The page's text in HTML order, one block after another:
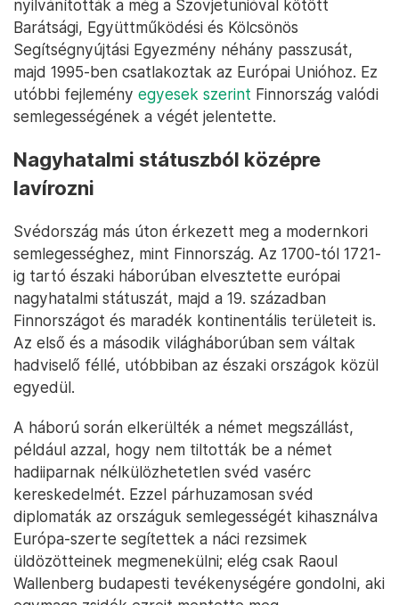
nyilvánították a még a Szovjetunióval kötött
Barátsági, Együttműködési és Kölcsönös
Segítségnyújtási Egyezmény néhány passzusát,
majd 1995-ben csatlakoztak az Európai Unióhoz. Ez
utóbbi fejlemény egyesek szerint Finnország valódi
semlegességének a végét jelentette.
Nagyhatalmi státuszból középre
lavírozni
Svédország más úton érkezett meg a modernkori
semlegességhez, mint Finnország. Az 1700-tól 1721-
ig tartó északi háborúban elvesztette európai
nagyhatalmi státuszát, majd a 19. században
Finnországot és maradék kontinentális területeit is.
Az első és a második világháborúban sem váltak
hadviselő féllé, utóbbiban az északi országok közül
egyedül.
A háború során elkerülték a német megszállást,
például azzal, hogy nem tiltották be a német
hadiiparnak nélkülözhetetlen svéd vasérc
kereskedelmét. Ezzel párhuzamosan svéd
diplomaták az országuk semlegességét kihasználva
Európa-szerte segítettek a náci rezsimek
üldözötteinek megmenekülni; elég csak Raoul
Wallenberg budapesti tevékenységére gondolni, aki